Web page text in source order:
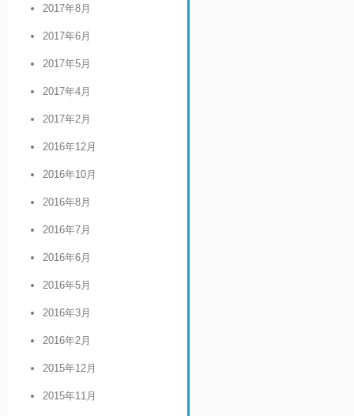
2017年8月
2017年6月
2017年5月
2017年4月
2017年2月
2016年12月
2016年10月
2016年8月
2016年7月
2016年6月
2016年5月
2016年3月
2016年2月
2015年12月
2015年11月